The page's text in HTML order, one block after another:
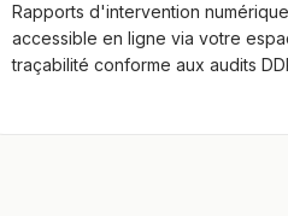
Rapports d'intervention
accessible en ligne via votre
traçabilité conforme aux audits